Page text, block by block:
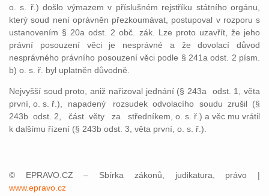
o. s. ř.) došlo výmazem v příslušném rejstříku státního orgánu,
který soud není oprávněn přezkoumávat, postupoval v rozporu s
ustanovením § 20a odst. 2 obč. zák. Lze proto uzavřít, že jeho
právní posouzení věci je nesprávné a že dovolací důvod
nesprávného právního posouzení věci podle § 241a odst. 2 písm.
b) o. s. ř. byl uplatněn důvodně.
Nejvyšší soud proto, aniž nařizoval jednání (§ 243a odst. 1, věta
první, o. s. ř.), napadený rozsudek odvolacího soudu zrušil (§
243b odst. 2, část věty za středníkem, o. s. ř.) a věc mu vrátil
k dalšímu řízení (§ 243b odst. 3, věta první, o. s. ř.).
© EPRAVO.CZ – Sbírka zákonů, judikatura, právo |
www.epravo.cz